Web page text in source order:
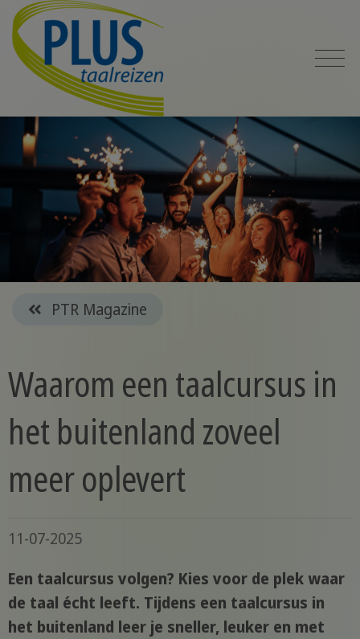
PTR Magazine
Waarom een taalcursus in
het buitenland zoveel
meer oplevert
11-07-2025
Een taalcursus volgen? Kies voor de plek waar
de taal écht leeft. Tijdens een taalcursus in
het buitenland leer je sneller, leuker en met